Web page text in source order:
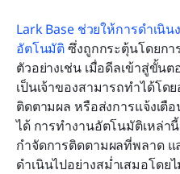
Lark Base ช่วยให้การดำเนิน
อัตโนมัติ ซึ่งถูกกระตุ้นโดยกา
ตัวอย่างเช่น เมื่อดีลเข้าสู่ขั้น
เป็นเจ้าของสามารถทำได้โด
ติดตามผล หรือส่งการแจ้งเ
ได้ การทำงานอัตโนมัติเหล่า
กำจัดการติดตามผลที่พลาด แ
ดำเนินไปอย่างสม่ำเสมอโด